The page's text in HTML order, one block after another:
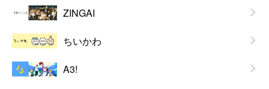
ZINGAI
ちいかわ
A3!